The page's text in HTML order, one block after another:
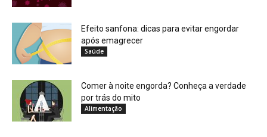
Efeito sanfona: dicas para evitar engordar
após emagrecer
Saúde
Comer à noite engorda? Conheça a verdade
por trás do mito
Alimentação